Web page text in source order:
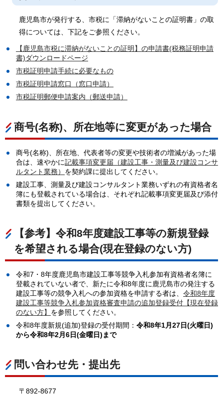
鹿児島市が発行する、市税に「滞納がないことの証明書」の取
得については、下記をご参照ください。
【鹿児島市税に滞納がないことの証明】の申請書(税務証明申請
書)ダウンロードページ
市税証明申請手続に必要なもの
市税証明申請窓口（窓口申請）
市税証明郵便申請案内（郵送申請）
商号(名称)、所在地等に変更があった場合
商号(名称)、所在地、代表者等の変更や技術者の増減があった場
合は、速やかに記載事項変更届 （建設工事・測量及び建設コンサ
ルタント業務） を契約課に提出してください。
建設工事、測量及び建設コンサルタント業務いずれの有資格者名
簿にも登載されている場合は、それぞれ記載事項変更届及び添付
書類を提出してください。
【参考】令和8年度建設工事等の新規登録
を希望される場合(現在登録のない方)
令和7・8年度鹿児島市建設工事等競争入札参加有資格者名簿に
登載されていない者で、新たに令和8年度に鹿児島市の発注する
建設工事等の競争入札への参加資格を申請する者は、 令和8年度
建設工事等競争入札参加資格審査申請の追加登録受付【現在登録
のない方】 を参照してください。
令和8年度新規(追加)登録の受付期間： 令和8年1月27日(火曜日)
から令和8年2月6日(金曜日)まで
問い合わせ先・提出先
〒892-8677